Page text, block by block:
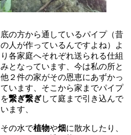
底の方から通しているパイプ（昔
の人が作っているんですよね）よ
り各家庭へそれぞれ送られる仕組
みとなっています、今は私の所と
他２件の家がその恩恵にあずかっ
ています、そこから家までパイプ
を繋ぎ繋ぎして庭まで引き込んで
います、
その水で植物や畑に散水したり、